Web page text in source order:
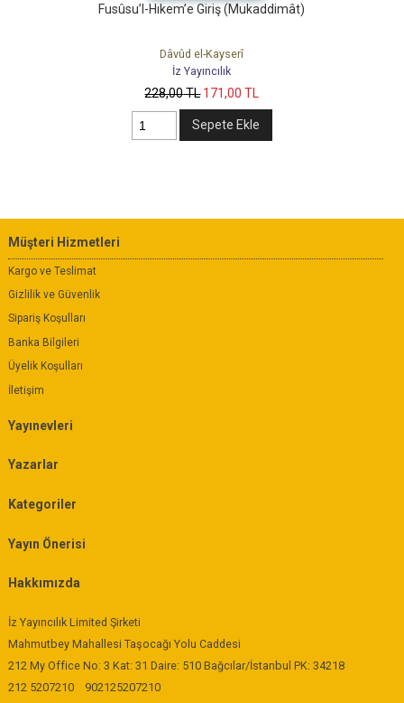
Fusûsu’l-Hıkem’e Giriş (Mukaddimât)
Dâvûd el-Kayserî
İz Yayıncılık
228,00TL 171,00 TL
Sepete Ekle
Müşteri Hizmetleri
Kargo ve Teslimat
Gizlilik ve Güvenlik
Sipariş Koşulları
Banka Bilgileri
Üyelik Koşulları
İletişim
Yayınevleri
Yazarlar
Kategoriler
Yayın Önerisi
Hakkımızda
İz Yayıncılık Limited Şirketi
Mahmutbey Mahallesi Taşocağı Yolu Caddesi
212 My Office No: 3 Kat: 31 Daire: 510 Bağcılar/İstanbul PK: 34218
212 5207210
902125207210